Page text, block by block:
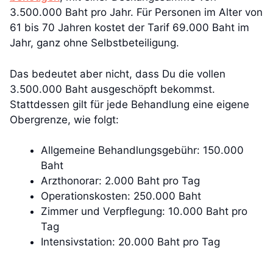
3.500.000 Baht pro Jahr. Für Personen im Alter von
61 bis 70 Jahren kostet der Tarif 69.000 Baht im
Jahr, ganz ohne Selbstbeteiligung.
Das bedeutet aber nicht, dass Du die vollen
3.500.000 Baht ausgeschöpft bekommst.
Stattdessen gilt für jede Behandlung eine eigene
Obergrenze, wie folgt:
Allgemeine Behandlungsgebühr: 150.000
Baht
Arzthonorar: 2.000 Baht pro Tag
Operationskosten: 250.000 Baht
Zimmer und Verpflegung: 10.000 Baht pro
Tag
Intensivstation: 20.000 Baht pro Tag